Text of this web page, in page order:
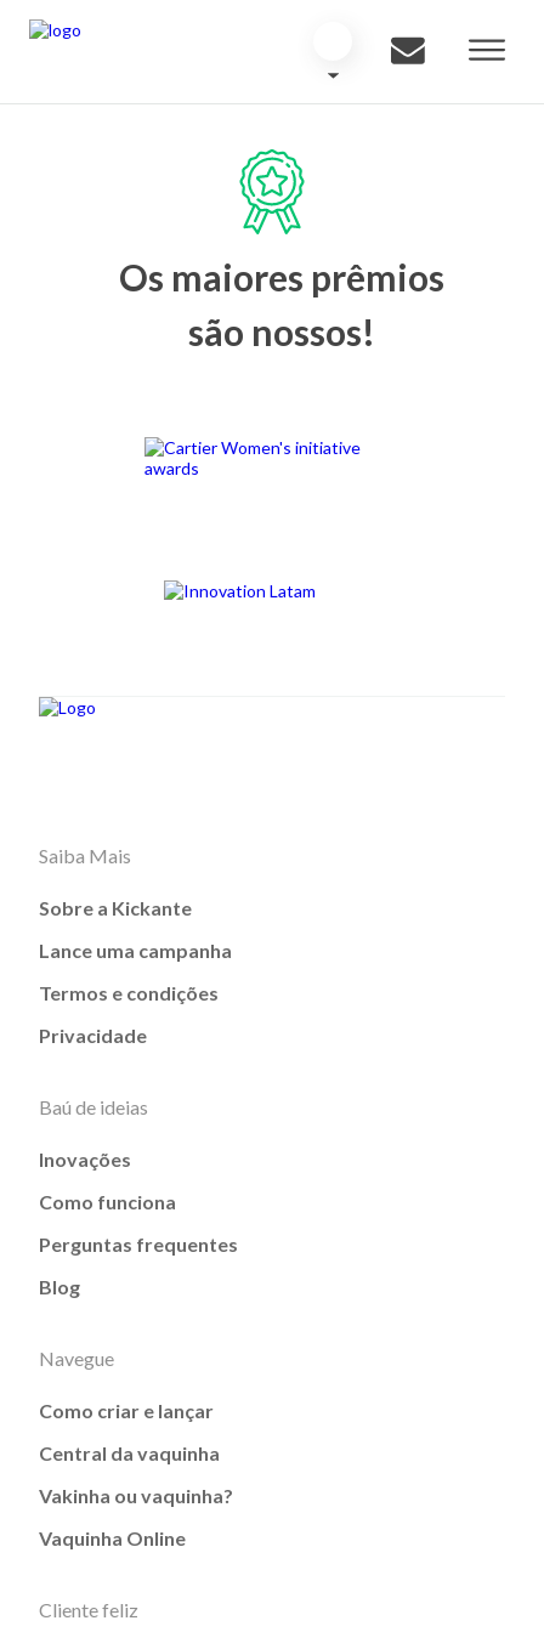
Os maiores prêmios
são nossos!
Saiba Mais
Sobre a Kickante
Lance uma campanha
Termos e condições
Privacidade
Baú de ideias
Inovações
Como funciona
Perguntas frequentes
Blog
Navegue
Como criar e lançar
Central da vaquinha
Vakinha ou vaquinha?
Vaquinha Online
Cliente feliz